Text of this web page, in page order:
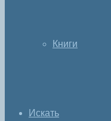
Книги
Искать